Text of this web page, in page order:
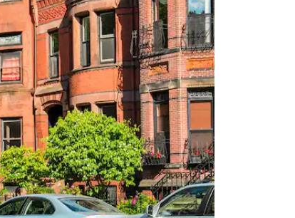
parcourir ou en appuyant et en faisant glisser.